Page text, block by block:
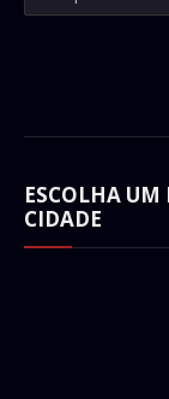
ESCOLHA UM
CIDADE